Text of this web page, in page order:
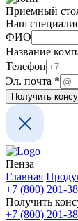
Приемный
Наш
ФИО
Эл.
Название
ФИО
Название
Телефон
Эл. почта *
Получить
Пенза
Главная
+7 (800) 201-
Получить
+7 (800) 201-